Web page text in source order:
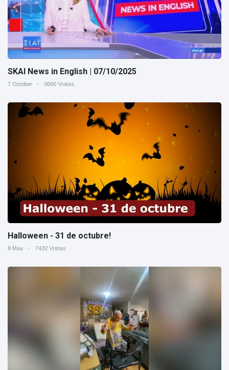
SKAI News in English | 07/10/2025
7 October 9000 Vistas
Halloween - 31 de octubre!
8 May 7432 Vistas